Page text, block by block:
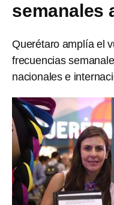
semanales
Querétaro amplía el
frecuencias
nacionales e